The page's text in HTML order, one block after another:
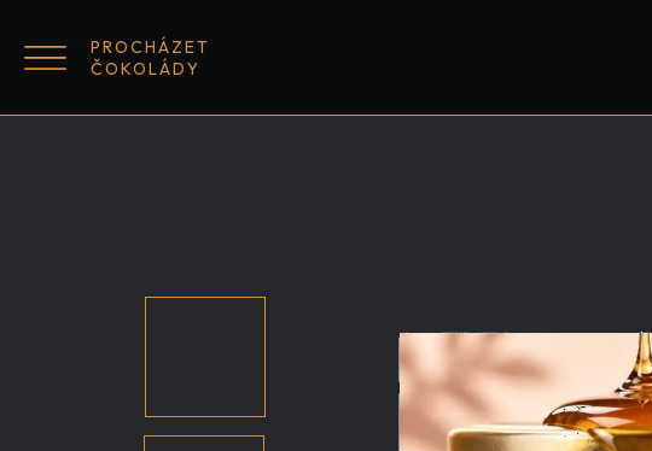
obsah
PROCHÁZET
ČOKOLÁDY